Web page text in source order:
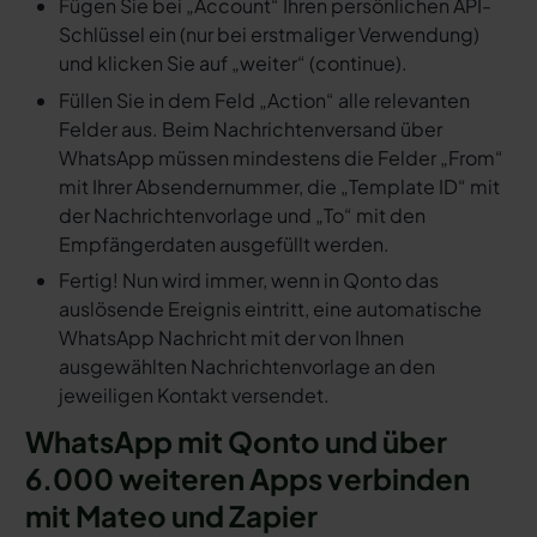
Fügen Sie bei „Account“ Ihren persönlichen API-
Schlüssel ein (nur bei erstmaliger Verwendung)
und klicken Sie auf „weiter“ (continue).
Füllen Sie in dem Feld „Action“ alle relevanten
Felder aus. Beim Nachrichtenversand über
WhatsApp müssen mindestens die Felder „From“
mit Ihrer Absendernummer, die „Template ID“ mit
der Nachrichtenvorlage und „To“ mit den
Empfängerdaten ausgefüllt werden.
Fertig! Nun wird immer, wenn in Qonto das
auslösende Ereignis eintritt, eine automatische
WhatsApp Nachricht mit der von Ihnen
ausgewählten Nachrichtenvorlage an den
jeweiligen Kontakt versendet.
WhatsApp mit Qonto und über
6.000 weiteren Apps verbinden
mit Mateo und Zapier